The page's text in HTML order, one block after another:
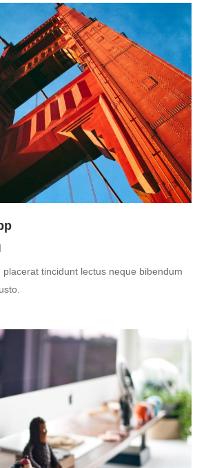
tincidunt lectus neque bibendum